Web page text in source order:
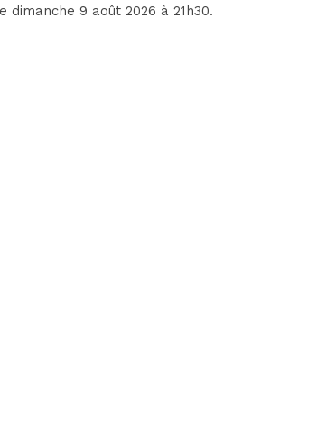
dimanche 9 août 2026 à 21h30.